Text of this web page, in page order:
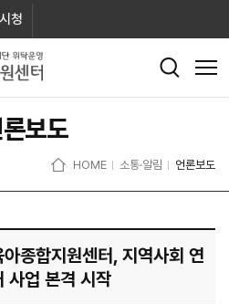
청
보도
HOME 소통·알림 언론보도
종합지원센터, 지역사회 연
사업 본격 시작